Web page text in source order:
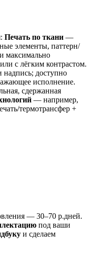
Печать по ткани —
элементы, паттерн/
максимально
с лёгким контрастом.
доступно
исполнение.
сдержанная
— например,
термотрансфер +
— 30–70 р.дней.
под ваши
и сделаем